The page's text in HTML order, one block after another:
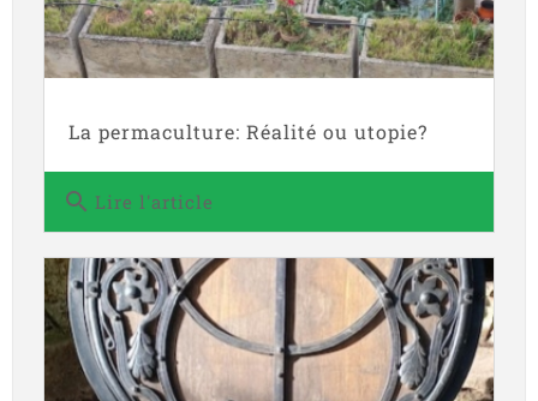
La permaculture: Réalité ou utopie?
search Lire l'article